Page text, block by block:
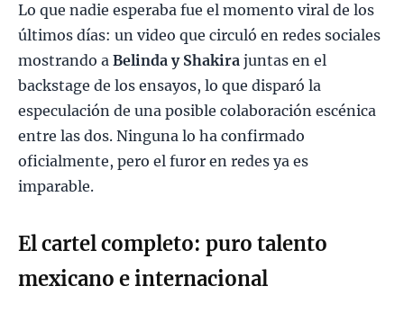
Lo que nadie esperaba fue el momento viral de los
últimos días: un video que circuló en redes sociales
mostrando a Belinda y Shakira juntas en el
backstage de los ensayos, lo que disparó la
especulación de una posible colaboración escénica
entre las dos. Ninguna lo ha confirmado
oficialmente, pero el furor en redes ya es
imparable.
El cartel completo: puro talento
mexicano e internacional